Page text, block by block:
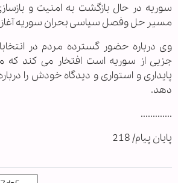
سوریه در حال بازگشت به امنیت و
مسیر حل وفصل سیاسی بحران سوریه
وی درباره حضور گسترده مردم در
جزیی از سوریه است افتخار می کند که
پایداری و استواری و دیدگاه خودش را
دهد.
.............
پایان پیام/ 218